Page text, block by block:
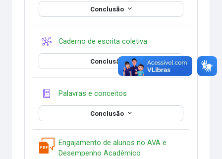
Conclusão
Caderno de escrita coletiva
Conclusão
Palavras e conceitos
Conclusão
Engajamento de alunos no AVA e
Desempenho Acadêmico